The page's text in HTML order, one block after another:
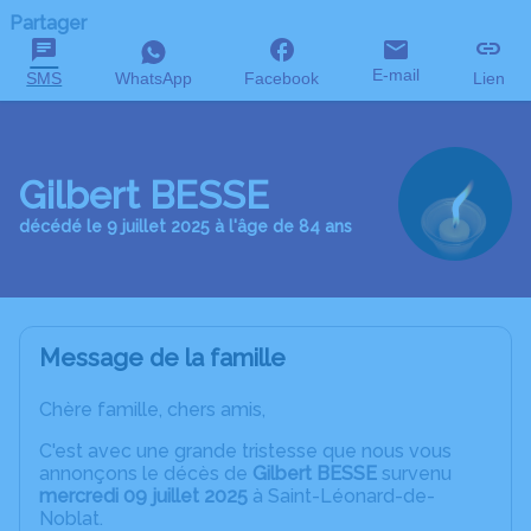
Partager
SMS WhatsApp Facebook E-mail Lien
Gilbert BESSE
décédé le 9 juillet 2025 à l'âge de 84 ans
Message de la famille
Chère famille, chers amis,
C'est avec une grande tristesse que nous vous
annonçons le décès de Gilbert BESSE survenu
mercredi 09 juillet 2025 à Saint-Léonard-de-
Noblat.